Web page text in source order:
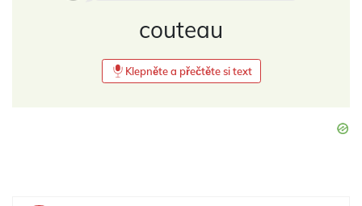
couteau
Klepněte a přečtěte si text